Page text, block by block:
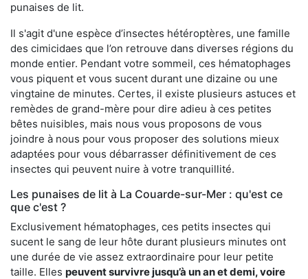
punaises de lit.
Il s'agit d'une espèce d’insectes hétéroptères, une famille
des cimicidaes que l’on retrouve dans diverses régions du
monde entier. Pendant votre sommeil, ces hématophages
vous piquent et vous sucent durant une dizaine ou une
vingtaine de minutes. Certes, il existe plusieurs astuces et
remèdes de grand-mère pour dire adieu à ces petites
bêtes nuisibles, mais nous vous proposons de vous
joindre à nous pour vous proposer des solutions mieux
adaptées pour vous débarrasser définitivement de ces
insectes qui peuvent nuire à votre tranquillité.
Les punaises de lit à La Couarde-sur-Mer : qu'est ce
que c'est ?
Exclusivement hématophages, ces petits insectes qui
sucent le sang de leur hôte durant plusieurs minutes ont
une durée de vie assez extraordinaire pour leur petite
taille. Elles peuvent survivre jusqu’à un an et demi, voire